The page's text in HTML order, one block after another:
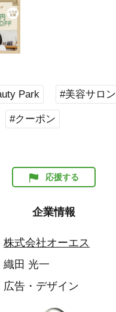
Park #美容サロン
#クーポン
応援する
企業情報
株式会社オーエス
織田 光一
広告・デザイン